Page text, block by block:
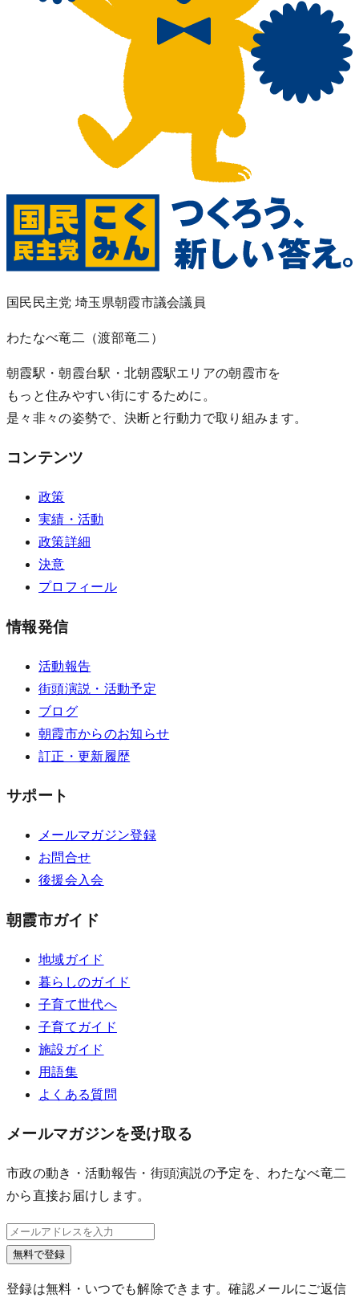
国民民主党 埼玉県朝霞市議会議員
わたなべ竜二 （渡部竜二）
朝霞駅・朝霞台駅・北朝霞駅エリアの朝霞市を
もっと住みやすい街にするために。
是々非々の姿勢で、決断と行動力で取り組みます。
コンテンツ
政策
実績・活動
政策詳細
決意
プロフィール
情報発信
活動報告
街頭演説・活動予定
ブログ
朝霞市からのお知らせ
訂正・更新履歴
サポート
メールマガジン登録
お問合せ
後援会入会
朝霞市ガイド
地域ガイド
暮らしのガイド
子育て世代へ
子育てガイド
施設ガイド
用語集
よくある質問
メールマガジンを受け取る
市政の動き・活動報告・街頭演説の予定を、わたなべ竜二
から直接お届けします。
無料で登録
登録は無料・いつでも解除できます。確認メールにご返信